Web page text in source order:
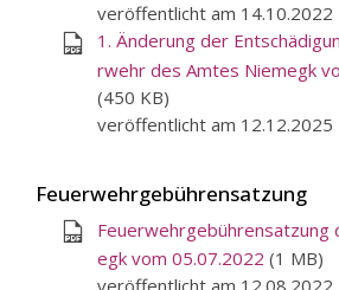
veröffentlicht am 14.10.2022
1. Änderung der
rwehr des Amtes Niemegk
(450 KB)
veröffentlicht am 12.12.2025
Feuerwehrgebührensatzung
Feuerwehrgebührensatzung
egk vom 05.07.2022 (1 MB)